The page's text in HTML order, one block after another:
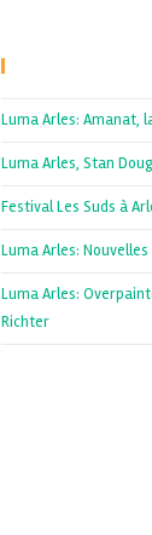
Luma Arles: Amanat,
Luma Arles, Stan
Festival Les Suds à
Luma Arles:
Luma Arles:
Richter